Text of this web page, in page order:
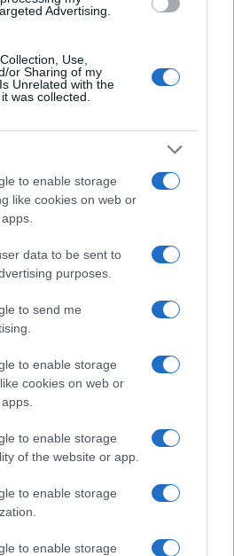
Advertising.
Use,
or Sharing of my
Unrelated with the
was collected.
to enable storage
like cookies on web or
data to be sent to
purposes.
to send me
to enable storage
cookies on web or
to enable storage
of the website or app.
to enable storage
to enable storage
όλους
Motor
Επόμενο άρθρο
ΔΗΜΙΟΥΡΓΟ
πολιορκία η ευρωπαϊκή